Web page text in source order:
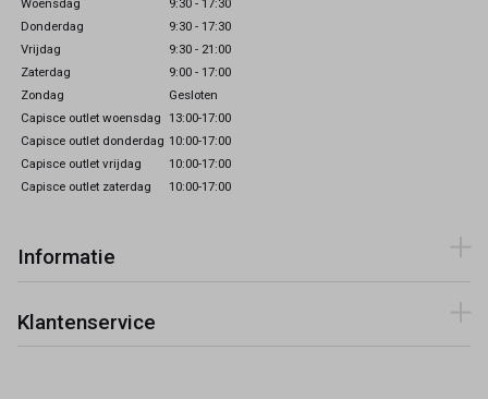
Donderdag
9:30 - 17:30
Vrijdag
9:30 - 21:00
Zaterdag
9:00 - 17:00
Zondag
Gesloten
Capisce outlet woensdag 13:00-17:00
Capisce outlet donderdag 10:00-17:00
Capisce outlet vrijdag
10:00-17:00
Capisce outlet zaterdag
10:00-17:00
Informatie
Klantenservice